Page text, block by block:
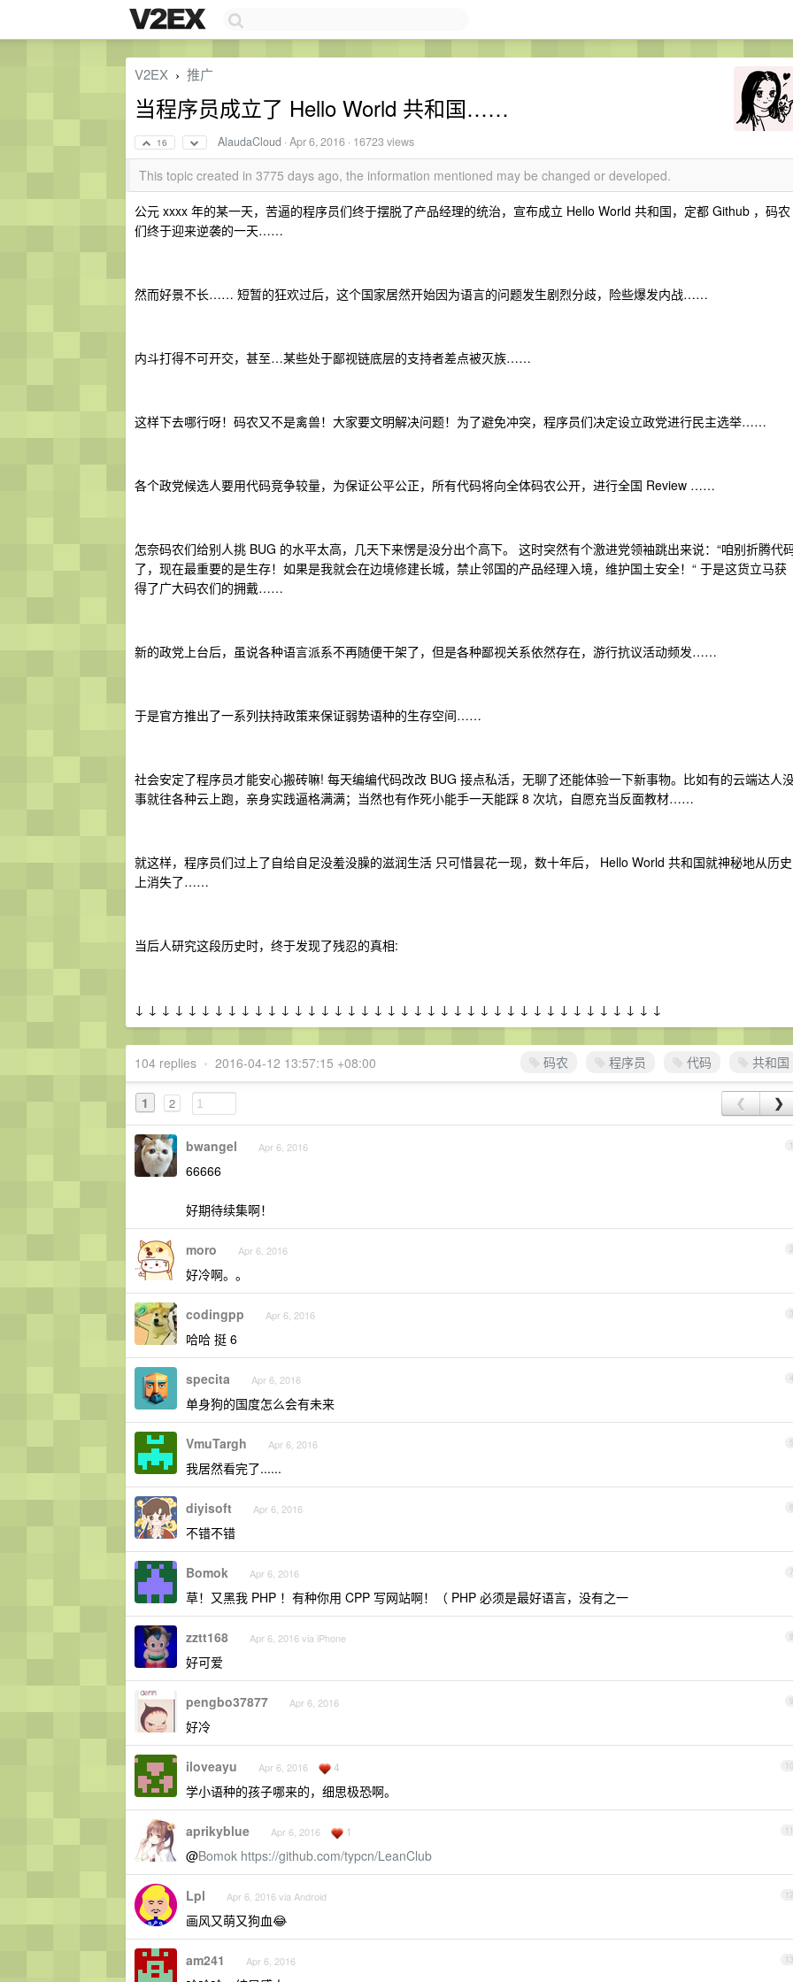
V2EX › 推广
当程序员成立了 Hello World 共和国……
16 AlaudaCloud ·Apr 6, 2016 · 16723 views
This topic created in 3775 days ago, the information mentioned may be changed or developed.
公元 xxxx 年的某一天，苦逼的程序员们终于摆脱了产品经理的统治，宣布成立 Hello World 共和国，定都 Github ，码农
们终于迎来逆袭的一天……
然而好景不长…… 短暂的狂欢过后，这个国家居然开始因为语言的问题发生剧烈分歧，险些爆发内战……
内斗打得不可开交，甚至…某些处于鄙视链底层的支持者差点被灭族……
这样下去哪行呀！码农又不是禽兽！大家要文明解决问题！为了避免冲突，程序员们决定设立政党进行民主选举……
各个政党候选人要用代码竞争较量，为保证公平公正，所有代码将向全体码农公开，进行全国 Review ……
怎奈码农们给别人挑 BUG 的水平太高，几天下来愣是没分出个高下。 这时突然有个激进党领袖跳出来说：“咱别折腾代
了，现在最重要的是生存！如果是我就会在边境修建长城，禁止邻国的产品经理入境，维护国土安全！“ 于是这货立马获
得了广大码农们的拥戴……
新的政党上台后，虽说各种语言派系不再随便干架了，但是各种鄙视关系依然存在，游行抗议活动频发……
于是官方推出了一系列扶持政策来保证弱势语种的生存空间……
社会安定了程序员才能安心搬砖嘛! 每天编编代码改改 BUG 接点私活，无聊了还能体验一下新事物。比如有的云端达人
事就往各种云上跑，亲身实践逼格满满；当然也有作死小能手一天能踩 8 次坑，自愿充当反面教材……
就这样，程序员们过上了自给自足没羞没臊的滋润生活 只可惜昙花一现，数十年后， Hello World 共和国就神秘地从历史
上消失了……
当后人研究这段历史时，终于发现了残忍的真相:
↓ ↓ ↓ ↓ ↓ ↓ ↓ ↓ ↓ ↓ ↓ ↓ ↓ ↓ ↓ ↓ ↓ ↓ ↓ ↓ ↓ ↓ ↓ ↓ ↓ ↓ ↓ ↓ ↓ ↓ ↓ ↓ ↓ ↓ ↓ ↓ ↓ ↓ ↓ ↓
码农 程序员 代码 共和国
104 replies • 2016-04-12 13:57:15 +08:00
1 2 ❮ ❯
1
bwangel Apr 6, 2016
66666
好期待续集啊！
2
moro Apr 6, 2016
好冷啊。。
3
codingpp Apr 6, 2016
哈哈 挺 6
4
specita Apr 6, 2016
单身狗的国度怎么会有未来
5
VmuTargh Apr 6, 2016
我居然看完了......
6
diyisoft Apr 6, 2016
不错不错
7
Bomok Apr 6, 2016
草！又黑我 PHP ！有种你用 CPP 写网站啊！（ PHP 必须是最好语言，没有之一
8
zztt168 Apr 6, 2016 via iPhone
好可爱
9
pengbo37877 Apr 6, 2016
好冷
10
iloveayu Apr 6, 2016 4
学小语种的孩子哪来的，细思极恐啊。
11
aprikyblue Apr 6, 2016 1
@Bomok https://github.com/typcn/LeanClub
12
Lpl Apr 6, 2016 via Android
画风又萌又狗血😂
13
am241 Apr 6, 2016